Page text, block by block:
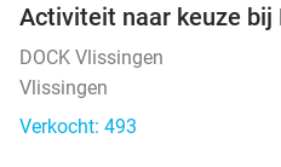
Activiteit naar keuze bij
DOCK Vlissingen
Vlissingen
Verkocht: 493